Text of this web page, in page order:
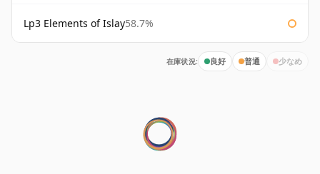
Lp3 Elements of Islay58.7%
在庫状況: 良好 普通 少なめ